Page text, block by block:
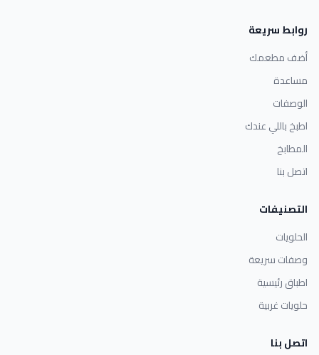
روابط سريعة
أضف مطعمك
مساعدة
الوصفات
اطبخ باللي عندك
المطابخ
اتصل بنا
التصنيفات
الحلويات
وصفات سريعة
اطباق رئيسية
حلويات غربية
اتصل بنا